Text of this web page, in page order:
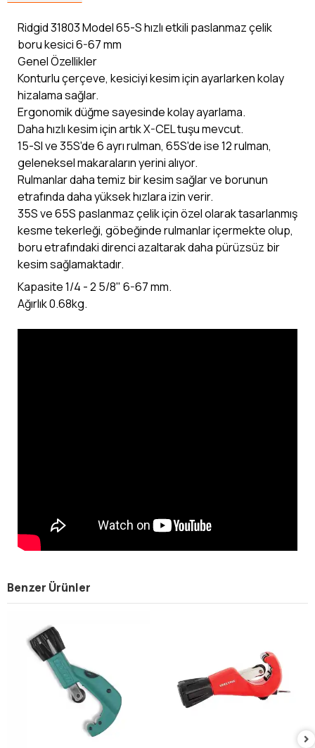
Ridgid 31803 Model 65-S hızlı etkili paslanmaz çelik
boru kesici 6-67 mm
Genel Özellikler
Konturlu çerçeve, kesiciyi kesim için ayarlarken kolay
hizalama sağlar.
Ergonomik düğme sayesinde kolay ayarlama.
Daha hızlı kesim için artık X-CEL tuşu mevcut.
15-SI ve 35S'de 6 ayrı rulman, 65S'de ise 12 rulman,
geleneksel makaraların yerini alıyor.
Rulmanlar daha temiz bir kesim sağlar ve borunun
etrafında daha yüksek hızlara izin verir.
35S ve 65S paslanmaz çelik için özel olarak tasarlanmış
kesme tekerleği, göbeğinde rulmanlar içermekte olup,
boru etrafındaki direnci azaltarak daha pürüzsüz bir
kesim sağlamaktadır.
Kapasite 1/4 - 2 5/8" 6-67 mm.
Ağırlık 0.68kg.
Benzer Ürünler